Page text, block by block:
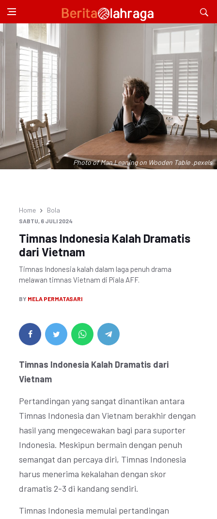
Photo of Man Leaning on Wooden Table .pexels
Home Bola
SABTU, 6 JULI 2024
Timnas Indonesia Kalah Dramatis
dari Vietnam
Timnas Indonesia kalah dalam laga penuh drama
melawan timnas Vietnam di Piala AFF.
BY MELA PERMATASARI
Timnas Indonesia Kalah Dramatis dari
Vietnam
Pertandingan yang sangat dinantikan antara
Timnas Indonesia dan Vietnam berakhir dengan
hasil yang mengecewakan bagi para suporter
Indonesia. Meskipun bermain dengan penuh
semangat dan percaya diri, Timnas Indonesia
harus menerima kekalahan dengan skor
dramatis 2-3 di kandang sendiri.
Timnas Indonesia memulai pertandingan